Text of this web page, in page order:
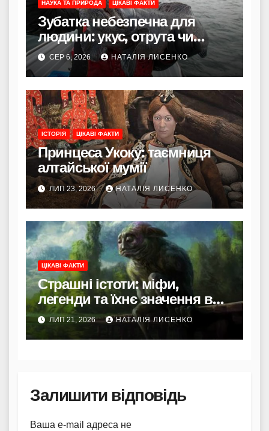
НАУКА ТА ПРИРОДА ЦІКАВІ ФАКТИ
Зубатка небезпечна для
людини: укус, отрута чи
лише зовнішність
СЕР 6, 2026 НАТАЛІЯ ЛИСЕНКО
ІСТОРІЯ ЦІКАВІ ФАКТИ
Принцеса Укоку: таємниця
алтайської мумії
ЛИП 23, 2026 НАТАЛІЯ ЛИСЕНКО
ЦІКАВІ ФАКТИ
Страшні істоти: міфи,
легенди та їхнє значення в
культурі
ЛИП 21, 2026 НАТАЛІЯ ЛИСЕНКО
Залишити відповідь
Ваша e-mail адреса не